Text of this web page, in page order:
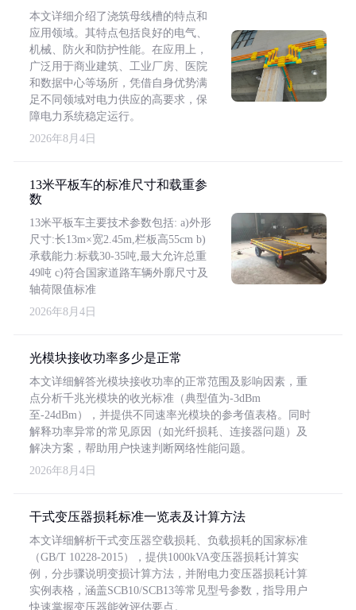
本文详细介绍了浇筑母线槽的特点和
应用领域。其特点包括良好的电气、
机械、防火和防护性能。在应用上，
广泛用于商业建筑、工业厂房、医院
和数据中心等场所，凭借自身优势满
足不同领域对电力供应的高要求，保
障电力系统稳定运行。
2026年8月4日
13米平板车的标准尺寸和载重参
数
13米平板车主要技术参数包括: a)外形
尺寸:长13m×宽2.45m,栏板高55cm b)
承载能力:标载30-35吨,最大允许总重
49吨 c)符合国家道路车辆外廓尺寸及
轴荷限值标准
2026年8月4日
光模块接收功率多少是正常
本文详细解答光模块接收功率的正常范围及影响因素，重
点分析千兆光模块的收光标准（典型值为-3dBm
至-24dBm），并提供不同速率光模块的参考值表格。同时
解释功率异常的常见原因（如光纤损耗、连接器问题）及
解决方案，帮助用户快速判断网络性能问题。
2026年8月4日
干式变压器损耗标准一览表及计算方法
本文详细解析干式变压器空载损耗、负载损耗的国家标准
（GB/T 10228-2015），提供1000kVA变压器损耗计算实
例，分步骤说明变损计算方法，并附电力变压器损耗计算
实例表格，涵盖SCB10/SCB13等常见型号参数，指导用户
快速掌握变压器能效评估要点。